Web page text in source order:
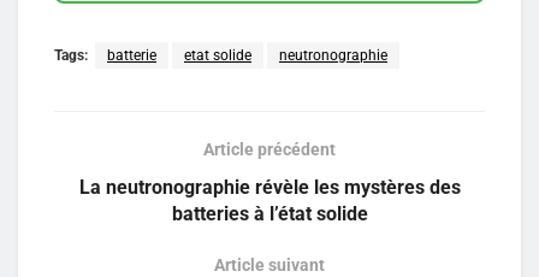
Tags: batterie etat solide neutronographie
Article précédent
La neutronographie révèle les mystères des
batteries à l’état solide
Article suivant